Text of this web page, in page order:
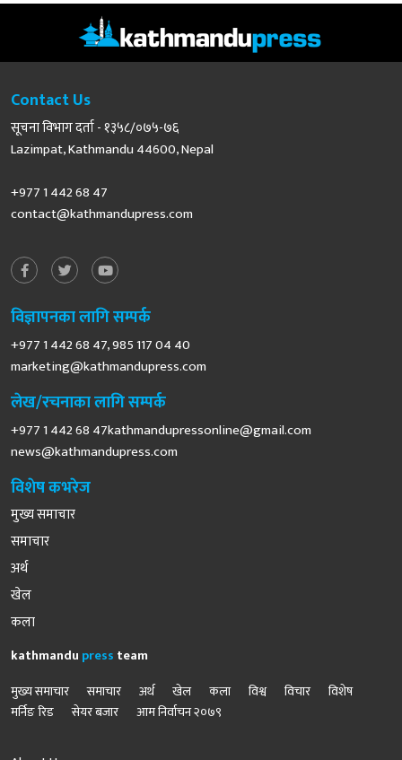
Contact Us
सूचना विभाग दर्ता - १३५८/०७५-७६
Lazimpat, Kathmandu 44600, Nepal
+977 1 442 68 47
contact@kathmandupress.com
विज्ञापनका लागि सम्पर्क
+977 1 442 68 47, 985 117 04 40
marketing@kathmandupress.com
लेख/रचनाका लागि सम्पर्क
+977 1 442 68 47kathmandupressonline@gmail.com
news@kathmandupress.com
विशेष कभरेज
मुख्य समाचार
समाचार
अर्थ
खेल
कला
kathmandu press team
मुख्य समाचार
समाचार अर्थ खेल कला विश्व विचार
विशेष
मर्निङ रिड
सेयर बजार आम निर्वाचन २०७९